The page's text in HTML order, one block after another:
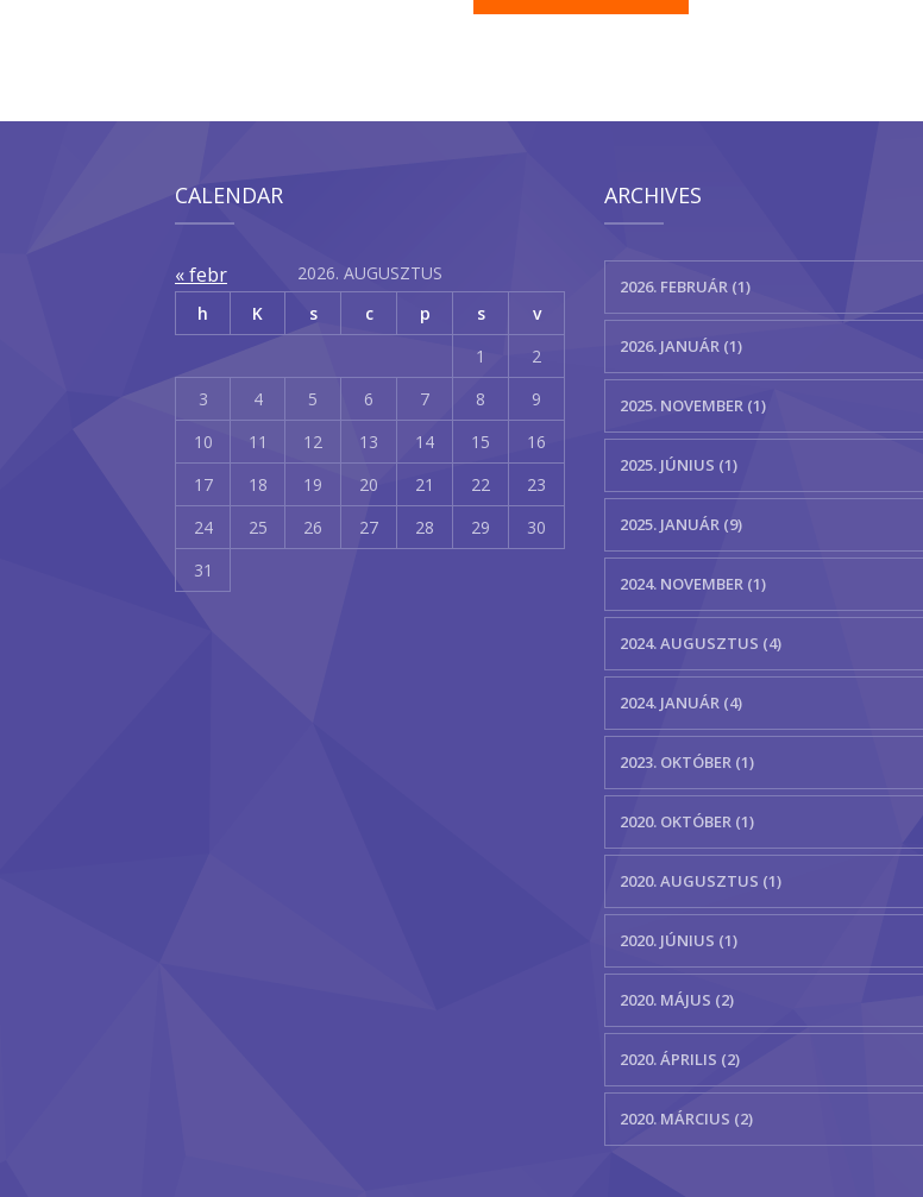
CALENDAR
2026. AUGUSZTUS
h
K s c p s
v
1
2
3
4 5 6 7 8
9
10
11 12 13 14 15
16
17
18 19 20 21 22
23
24
25 26 27 28 29
30
31
« febr
ARCHIVES
2026. FEBRUÁR (1)
2026. JANUÁR (1)
2025. NOVEMBER (1)
2025. JÚNIUS (1)
2025. JANUÁR (9)
2024. NOVEMBER (1)
2024. AUGUSZTUS (4)
2024. JANUÁR (4)
2023. OKTÓBER (1)
2020. OKTÓBER (1)
2020. AUGUSZTUS (1)
2020. JÚNIUS (1)
2020. MÁJUS (2)
2020. ÁPRILIS (2)
2020. MÁRCIUS (2)